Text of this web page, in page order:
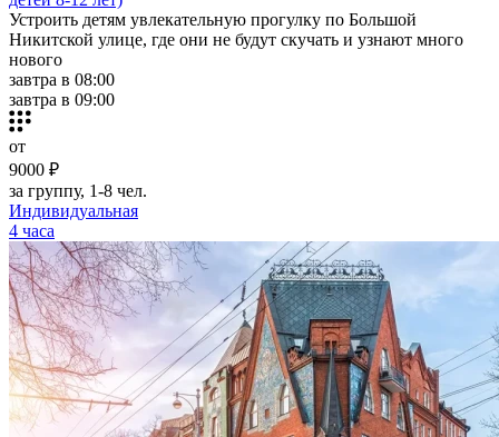
Устроить детям увлекательную прогулку по Большой
Никитской улице, где они не будут скучать и узнают много
нового
завтра в 08:00
завтра в 09:00
от
9000 ₽
за группу, 1-8 чел.
Индивидуальная
4 часа